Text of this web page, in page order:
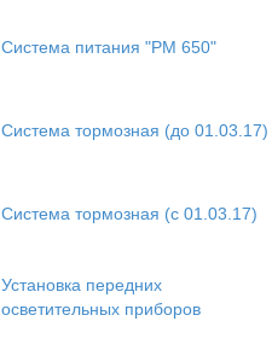
Система питания "РМ 650"
Система тормозная (до 01.03.17)
Система тормозная (с 01.03.17)
Установка передних
осветительных приборов